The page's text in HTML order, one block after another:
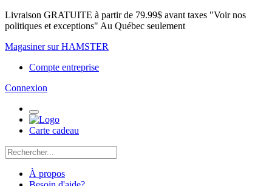
Livraison GRATUITE à partir de 79.99$ avant taxes "Voir nos
politiques et exceptions" Au Québec seulement
Magasiner sur HAMSTER
Compte entreprise
Connexion
Carte cadeau
À propos